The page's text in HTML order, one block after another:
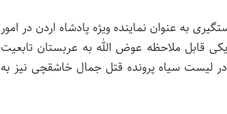
به عنوان نماینده ویژه پادشاه اردن در امور
قابل ملاحظه عوض الله به عربستان تابعیت
لیست سیاه پرونده قتل جمال خاشقچی نیز به